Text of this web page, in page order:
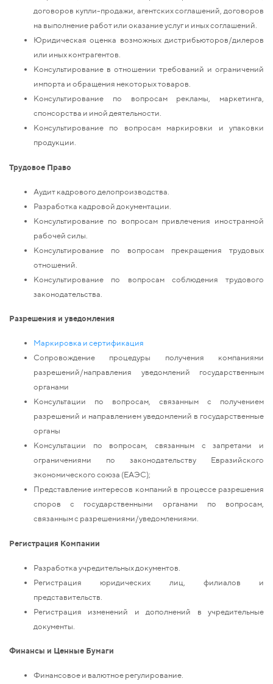
договоров купли-продажи, агентских соглашений, договоров
на выполнение работ или оказание услуг и иных соглашений.
Юридическая оценка возможных дистрибьюторов/дилеров
или иных контрагентов.
Консультирование в отношении требований и ограничений
импорта и обращения некоторых товаров.
Консультирование по вопросам рекламы, маркетинга,
спонсорства и иной деятельности.
Консультирование по вопросам маркировки и упаковки
продукции.
Трудовое Право
Аудит кадрового делопроизводства.
Разработка кадровой документации.
Консультирование по вопросам привлечения иностранной
рабочей силы.
Консультирование по вопросам прекращения трудовых
отношений.
Консультирование по вопросам соблюдения трудового
законодательства.
Разрешения и уведомления
Маркировка и сертификация
Сопровождение процедуры получения компаниями
разрешений/направления уведомлений государственным
органами
Консультации по вопросам, связанным с получением
разрешений и направлением уведомлений в государственные
органы
Консультации по вопросам, связанным с запретами и
ограничениями по законодательству Евразийского
экономического союза (ЕАЭС);
Представление интересов компаний в процессе разрешения
споров с государственными органами по вопросам,
связанным с разрешениями/уведомлениями.
Регистрация Компании
Разработка учредительных документов.
Регистрация юридических лиц, филиалов и
представительств.
Регистрация изменений и дополнений в учредительные
документы.
Финансы и Ценные Бумаги
Финансовое и валютное регулирование.